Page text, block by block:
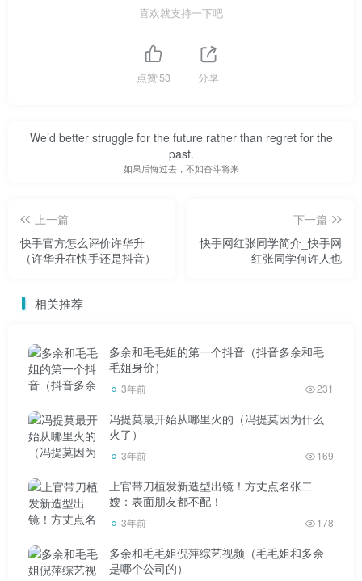
喜欢就支持一下吧
点赞53 分享
We’d better struggle for the future rather than regret for the
past.
如果后悔过去，不如奋斗将来
上一篇
快手官方怎么评价许华升
（许华升在快手还是抖音）
下一篇
快手网红张同学简介_快手网
红张同学何许人也
相关推荐
多余和毛毛姐的第一个抖音（抖音多余和毛
毛姐身价）
3年前 231
冯提莫最开始从哪里火的（冯提莫因为什么
火了）
3年前 169
上官带刀植发新造型出镜！方丈点名张二
嫂：表面朋友都不配！
3年前 178
多余和毛毛姐倪萍综艺视频（毛毛姐和多余
是哪个公司的）